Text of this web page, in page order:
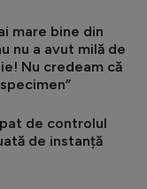
mare bine din
nu a avut milă de
Nu credeam că
de controlul
de instanță